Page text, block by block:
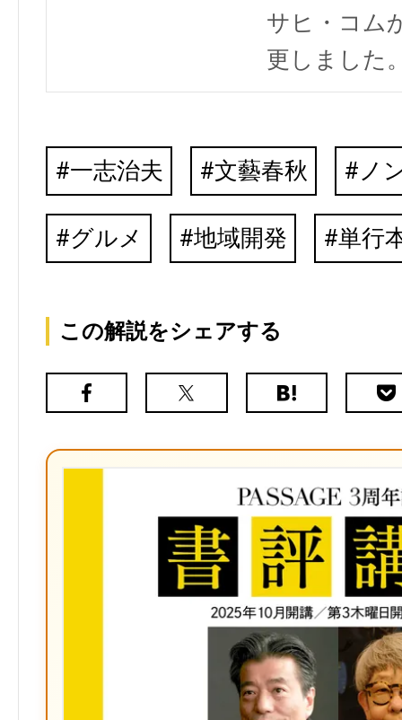
サヒ・コム
更しました
一志治夫 文藝春秋 ノ
グルメ 地域開発 単行
この解説をシェアする
Facebook
X（旧
は
ク
マ
ー
ク